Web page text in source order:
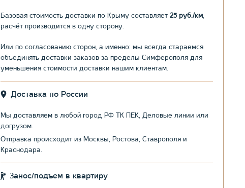
Базовая стоимость доставки по Крыму составляет 25 руб./км
расчёт производится в одну сторону.
Или по согласованию сторон, а именно: мы всегда стараемся
объединять доставки заказов за пределы Симферополя для
уменьшения стоимости доставки нашим клиентам.
Доставка по России
Мы доставляем в любой город РФ ТК ПЕК, Деловые линии или
догрузом.
Отправка происходит из Москвы, Ростова, Ставрополя и
Краснодара.
Занос/подъем в квартиру